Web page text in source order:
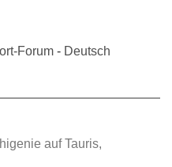
Forum - Deutsch
auf Tauris,